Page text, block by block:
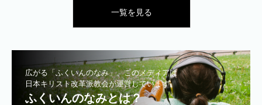
一覧を見る
広がる「ふくいんのなみ」、このメディアは
日本キリスト改革派教会が運営しています。
ふくいんのなみとは？